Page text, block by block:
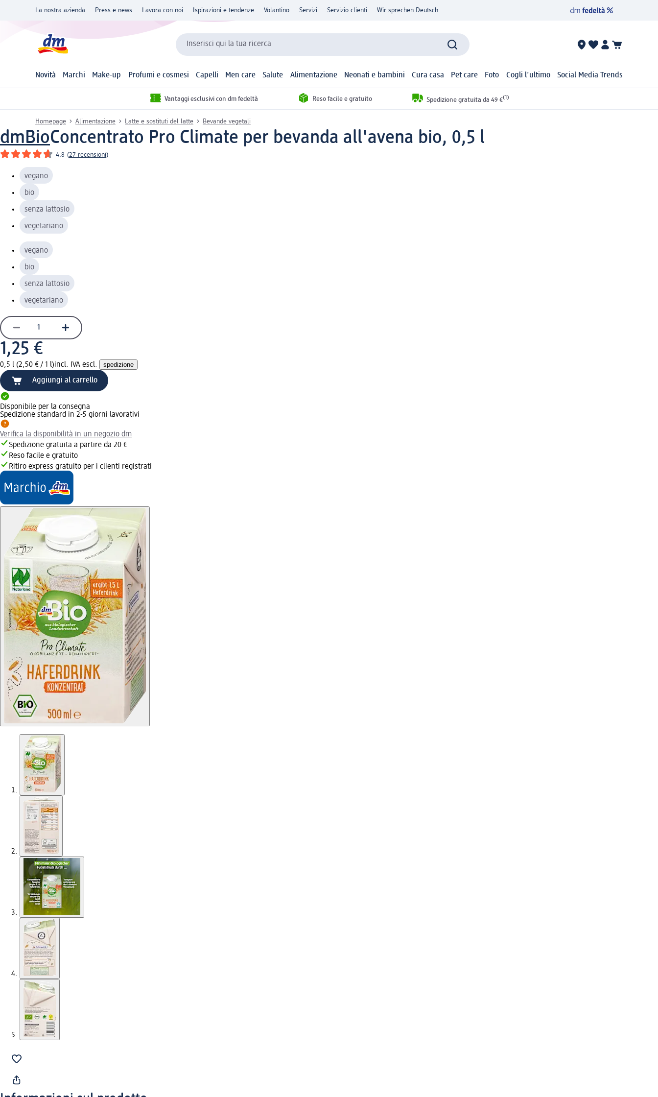
La nostra azienda Press e news Lavora con noi Ispirazioni e tendenze Volantino Servizi Servizio clienti Wir sprechen Deutsch
Inserisci qui la tua ricerca
Novità Marchi Make-up Profumi e cosmesi Capelli Men care Salute Alimentazione Neonati e bambini Cura casa Pet care Foto Cogli l'ultimo Social Media Trends
Vantaggi esclusivi con dm fedeltà Reso facile e gratuito Spedizione gratuita da 49 €(1)
Homepage Alimentazione Latte e sostituti del latte Bevande vegetali
dmBioConcentrato Pro Climate per bevanda all'avena bio, 0,5 l
4.8 (27 recensioni)
vegano
bio
senza lattosio
vegetariano
vegano
bio
senza lattosio
vegetariano
1,25 €
0,5 l (2,50 € / 1 l)incl. IVA escl. spedizione
Aggiungi al carrello
Disponibile per la consegna
Spedizione standard in 2-5 giorni lavorativi
Verifica la disponibilità in un negozio dm
Spedizione gratuita a partire da 20 €
Reso facile e gratuito
Ritiro express gratuito per i clienti registrati